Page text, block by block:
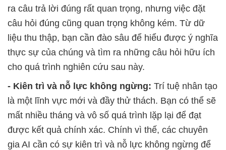
ra câu trả lời đúng rất quan trọng, nhưng việc đặt
câu hỏi đúng cũng quan trọng không kém. Từ dữ
liệu thu thập, bạn cần đào sâu để hiểu được ý nghĩa
thực sự của chúng và tìm ra những câu hỏi hữu ích
cho quá trình nghiên cứu sau này.
- Kiên trì và nỗ lực không ngừng: Trí tuệ nhân tạo
là một lĩnh vực mới và đầy thử thách. Bạn có thể sẽ
mất nhiều tháng và vô số quá trình lặp lại để đạt
được kết quả chính xác. Chính vì thế, các chuyên
gia AI cần có sự kiên trì và nỗ lực không ngừng để